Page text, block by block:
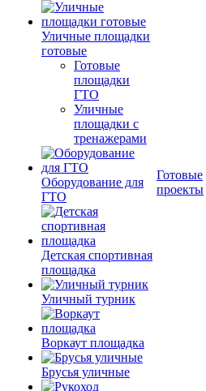
Уличные площадки
готовые
Готовые
площадки
ГТО
Уличные
площадки с
тренажерами
Оборудование для
ГТО
Детская спортивная
площадка
Уличный турник
Воркаут площадка
Брусья уличные
Готовые
проекты